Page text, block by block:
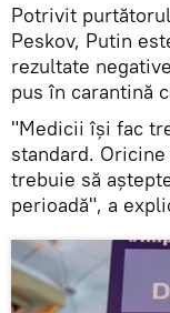
Potrivit
Peskov, Putin
rezultate
pus în carantină
"Medicii își fac
standard.
trebuie să
perioadă", a